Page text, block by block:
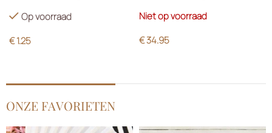
Op voorraad
€1.25
Niet op voorraad
€34.95
ONZE FAVORIETEN